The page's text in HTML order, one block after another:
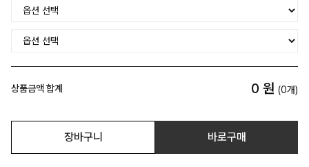
상품금액 합계 0 원 (0개)
장바구니 바로구매